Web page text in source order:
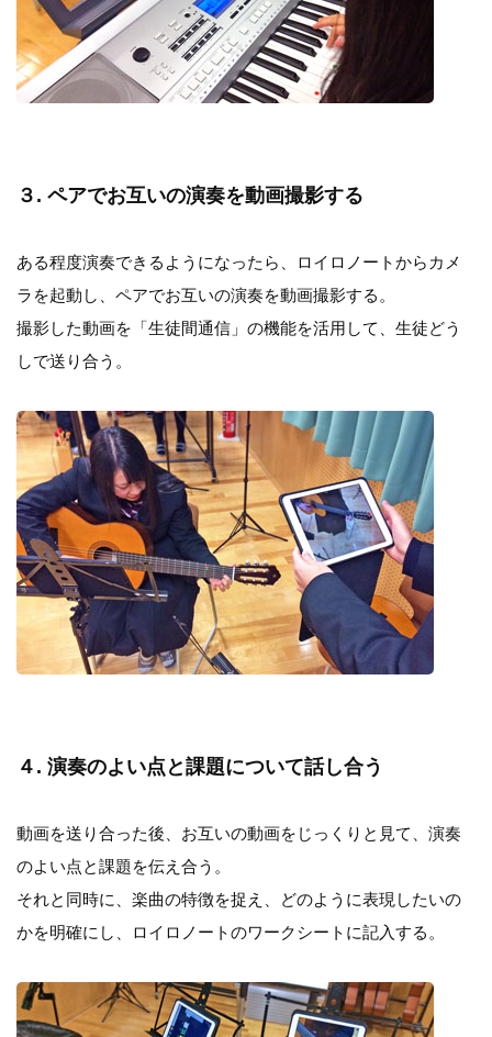
３. ペアでお互いの演奏を動画撮影する
ある程度演奏できるようになったら、ロイロノートからカメ
ラを起動し、ペアでお互いの演奏を動画撮影する。
撮影した動画を「生徒間通信」の機能を活用して、生徒どう
しで送り合う。
４. 演奏のよい点と課題について話し合う
動画を送り合った後、お互いの動画をじっくりと見て、演奏
のよい点と課題を伝え合う。
それと同時に、楽曲の特徴を捉え、どのように表現したいの
かを明確にし、ロイロノートのワークシートに記入する。